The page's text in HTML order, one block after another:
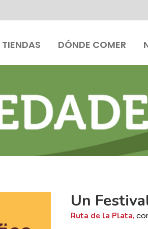
TIENDAS DÓNDE COMER
Un
Ruta de la Plata,